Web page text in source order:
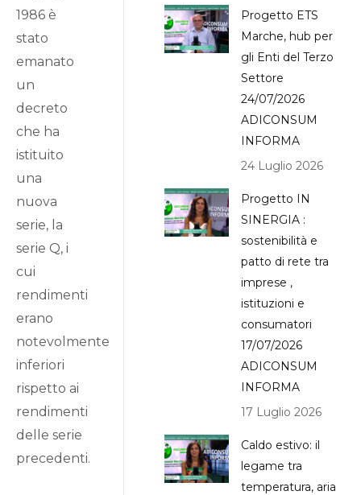
1986 è
stato
emanato
un
decreto
che ha
istituito
una
nuova
serie, la
serie Q, i
cui
rendimenti
erano
notevolmente
inferiori
rispetto ai
rendimenti
delle serie
precedenti.
Progetto ETS
Marche, hub per
gli Enti del Terzo
Settore
24/07/2026
ADICONSUM
INFORMA
24 Luglio 2026
Progetto IN
SINERGIA :
sostenibilità e
patto di rete tra
imprese ,
istituzioni e
consumatori
17/07/2026
ADICONSUM
INFORMA
17 Luglio 2026
Caldo estivo: il
legame tra
temperatura, aria